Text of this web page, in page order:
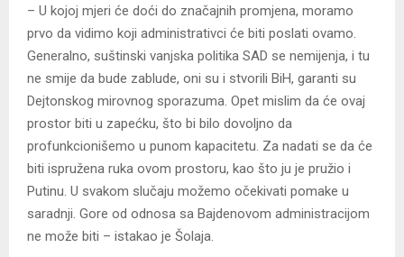
– U kojoj mjeri će doći do značajnih promjena, moramo
prvo da vidimo koji administrativci će biti poslati ovamo.
Generalno, suštinski vanjska politika SAD se nemijenja, i tu
ne smije da bude zablude, oni su i stvorili BiH, garanti su
Dejtonskog mirovnog sporazuma. Opet mislim da će ovaj
prostor biti u zapećku, što bi bilo dovoljno da
profunkcionišemo u punom kapacitetu. Za nadati se da će
biti ispružena ruka ovom prostoru, kao što ju je pružio i
Putinu. U svakom slučaju možemo očekivati pomake u
saradnji. Gore od odnosa sa Bajdenovom administracijom
ne može biti – istakao je Šolaja.